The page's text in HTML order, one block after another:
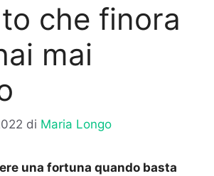
che finora
mai
di Maria Longo
una fortuna quando basta